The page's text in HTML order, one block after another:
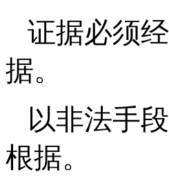
证据必须
据。
以非法手
根据。